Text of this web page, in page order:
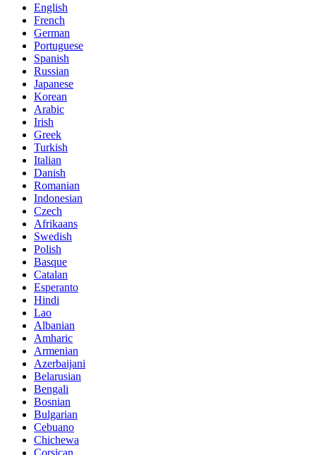
English
French
German
Portuguese
Spanish
Russian
Japanese
Korean
Arabic
Irish
Greek
Turkish
Italian
Danish
Romanian
Indonesian
Czech
Afrikaans
Swedish
Polish
Basque
Catalan
Esperanto
Hindi
Lao
Albanian
Amharic
Armenian
Azerbaijani
Belarusian
Bengali
Bosnian
Bulgarian
Cebuano
Chichewa
Corsican